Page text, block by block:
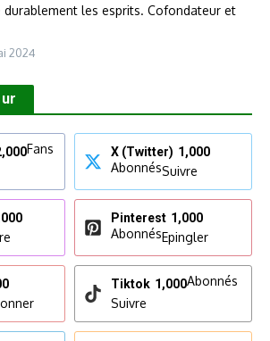
durablement les esprits. Cofondateur et
2024
Fans
X (Twitter) 1,000
AbonnésSuivre
Pinterest 1,000
AbonnésEpingler
Tiktok 1,000Abonnés
Suivre